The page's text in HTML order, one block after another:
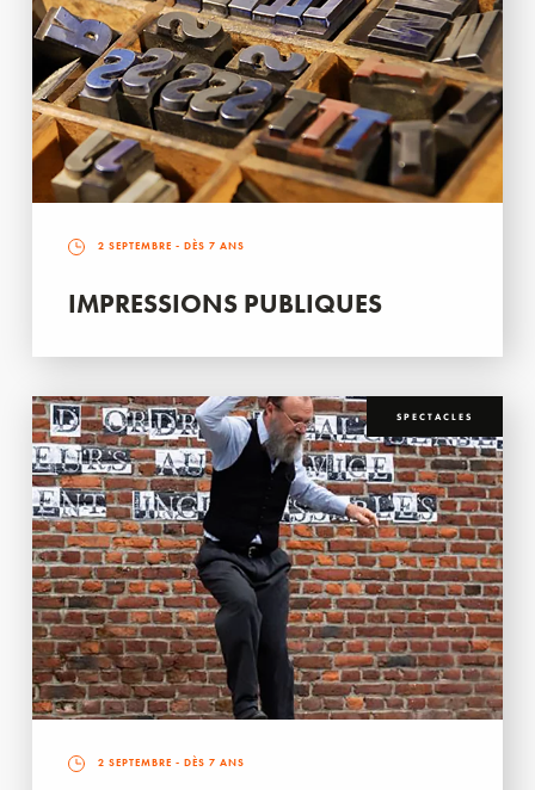
2 SEPTEMBRE - DÈS 7 ANS
IMPRESSIONS PUBLIQUES
SPECTACLES
2 SEPTEMBRE - DÈS 7 ANS